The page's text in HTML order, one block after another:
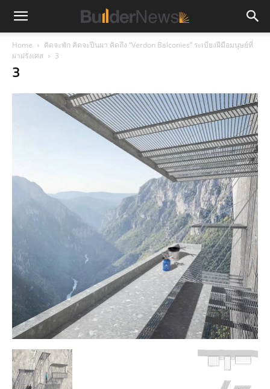
Home
คิดจะพัก คิดจะปีนผา คิดถึง “Verdon Balconies” ระเบียงฝีมือมนุษย์ที่
ผาฝรั่งเศส
3
3